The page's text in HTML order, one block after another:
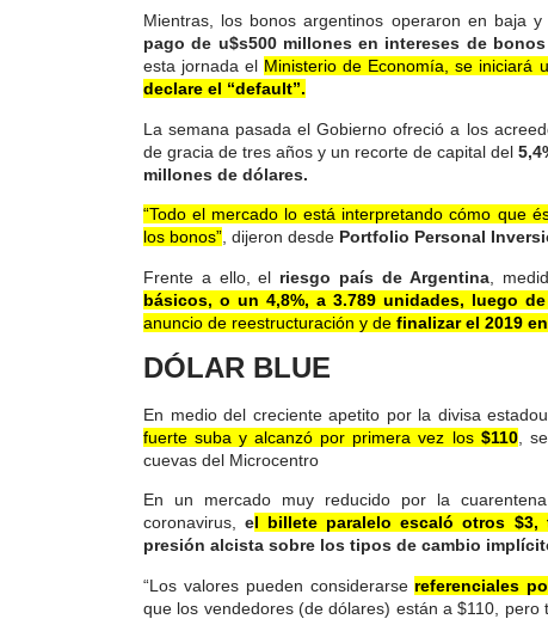
Mientras, los bonos argentinos operaron en baja
pago de u$s500 millones en intereses de
esta jornada el Ministerio de Economía, se iniciará
declare el “default”.
La semana pasada el Gobierno ofreció a los
de gracia de tres años y un recorte de capital del
millones de dólares.
“Todo el mercado lo está interpretando cómo que
los bonos” , dijeron desde Portfolio Personal
Frente a ello, el riesgo país de Argentina,
básicos, o un 4,8%, a 3.789 unidades, luego
anuncio de reestructuración y de finalizar el 2019
DÓLAR BLUE
En medio del creciente apetito por la divisa
fuerte suba y alcanzó por primera vez los $110,
cuevas del Microcentro
En un mercado muy reducido por la
coronavirus,el billete paralelo escaló otros $3,
presión alcista sobre los tipos de cambio
“Los valores pueden considerarse referenciales
que los vendedores (de dólares) están a $110,